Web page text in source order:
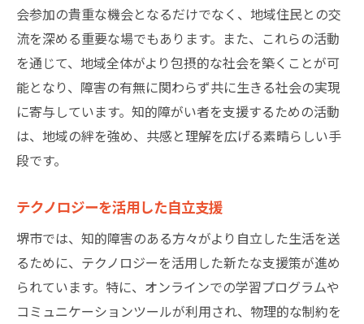
会参加の貴重な機会となるだけでなく、地域住民との交
流を深める重要な場でもあります。また、これらの活動
を通じて、地域全体がより包摂的な社会を築くことが可
能となり、障害の有無に関わらず共に生きる社会の実現
に寄与しています。知的障がい者を支援するための活動
は、地域の絆を強め、共感と理解を広げる素晴らしい手
段です。
テクノロジーを活用した自立支援
堺市では、知的障害のある方々がより自立した生活を送
るために、テクノロジーを活用した新たな支援策が進め
られています。特に、オンラインでの学習プログラムや
コミュニケーションツールが利用され、物理的な制約を